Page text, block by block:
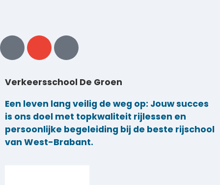
Verkeersschool De Groen
Een leven lang veilig de weg op: Jouw succes
is ons doel met topkwaliteit rijlessen en
persoonlijke begeleiding bij de beste rijschool
van West-Brabant.